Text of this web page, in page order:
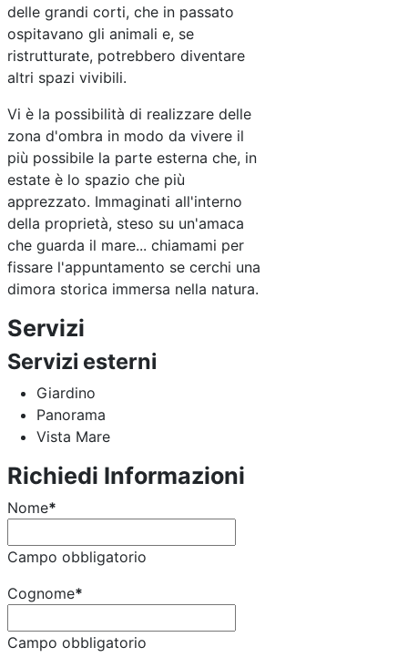
delle grandi corti, che in passato
ospitavano gli animali e, se
ristrutturate, potrebbero diventare
altri spazi vivibili.
Vi è la possibilità di realizzare delle
zona d'ombra in modo da vivere il
più possibile la parte esterna che, in
estate è lo spazio che più
apprezzato. Immaginati all'interno
della proprietà, steso su un'amaca
che guarda il mare... chiamami per
fissare l'appuntamento se cerchi una
dimora storica immersa nella natura.
Servizi
Servizi esterni
Giardino
Panorama
Vista Mare
Richiedi Informazioni
Nome*
Campo obbligatorio
Cognome*
Campo obbligatorio